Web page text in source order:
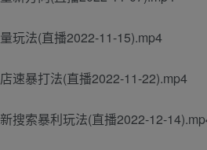
玩法(直播2022-11-15).mp4
速暴打法(直播2022-11-22).mp4
搜索暴利玩法(直播2022-12-